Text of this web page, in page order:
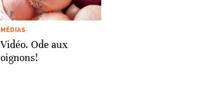
MÉDIAS
Vidéo. Ode aux
oignons!